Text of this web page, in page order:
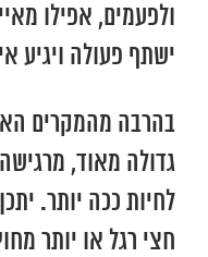
ולפעמים, אפילו
ישתף פעולה ויגיע
בהרבה מהמקרים
גדולה מאוד,
לחיות ככה יותר.
חצי רגל או יותר